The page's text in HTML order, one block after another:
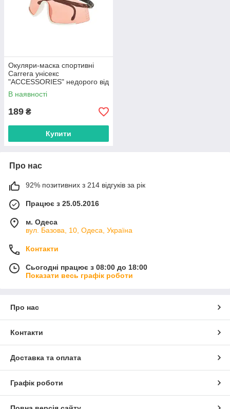
Окуляри-маска спортивні
Carrera унісекс
"ACCESSORIES" недорого від
прямого постачальника
В наявності
189 ₴
Купити
Про нас
92% позитивних з 214 відгуків за рік
Працює з 25.05.2016
м. Одеса
вул. Базова, 10, Одеса, Україна
Контакти
Сьогодні працює з 08:00 до 18:00
Показати весь графік роботи
Про нас
Контакти
Доставка та оплата
Графік роботи